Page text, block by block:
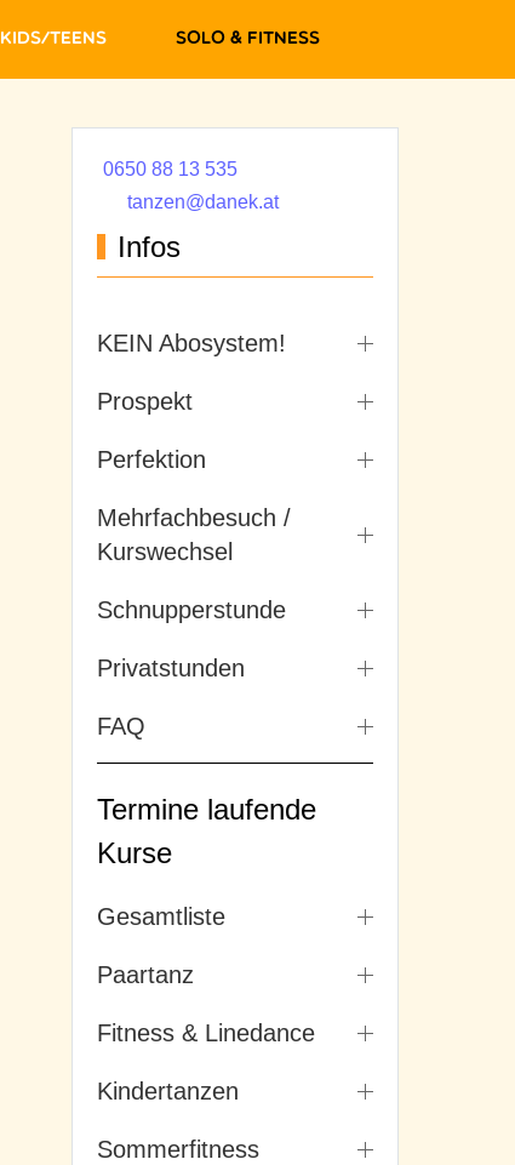
Kids/Teens Solo & Fitness
0650 88 13 535
tanzen@danek.at
Infos
KEIN Abosystem!
Prospekt
Perfektion
Mehrfachbesuch /
Kurswechsel
Schnupperstunde
Privatstunden
FAQ
Termine laufende
Kurse
Gesamtliste
Paartanz
Fitness & Linedance
Kindertanzen
Sommerfitness